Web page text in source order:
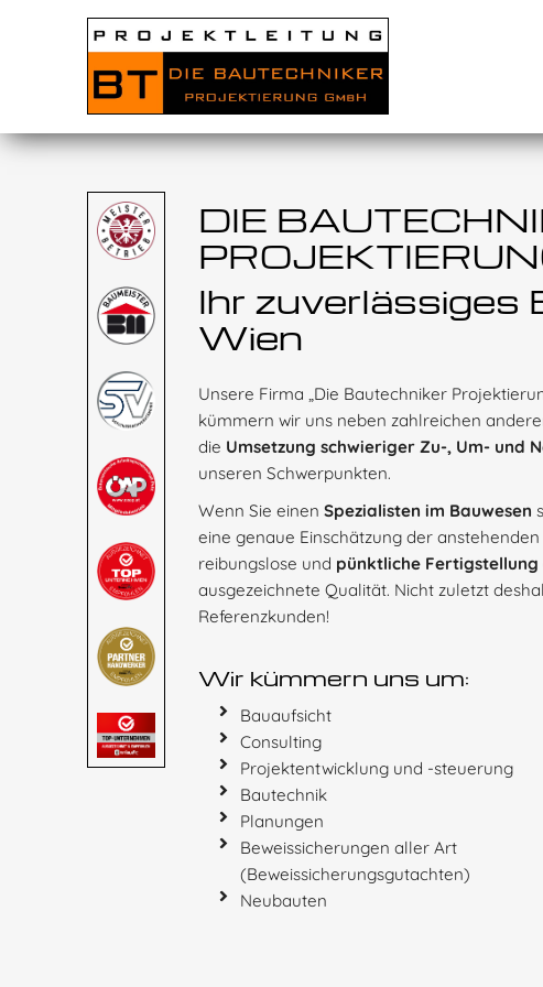
DIE
Ihr zuverlässiges
Wien
Unsere Firma „Die Bautechniker
kümmern wir uns neben zahlreichen
die Umsetzung schwieriger Zu-, Um- und
unseren Schwerpunkten.
Wenn Sie einenSpezialisten im Bauwesen
eine genaue Einschätzung der
reibungslose und pünktliche
ausgezeichnete Qualität. Nicht zuletzt
Referenzkunden!
Wir kümmern uns um:
Bauaufsicht
Consulting
Projektentwicklung und -steuerung
Bautechnik
Planungen
Beweissicherungen aller Art
(Beweissicherungsgutachten)
Neubauten